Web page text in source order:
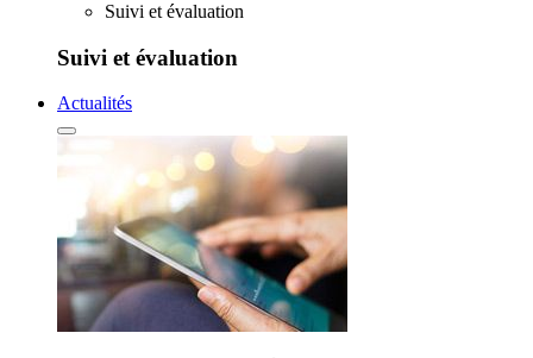
Suivi et évaluation
Suivi et évaluation
Actualités